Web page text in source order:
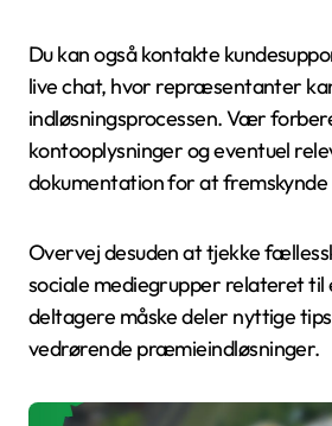
Du kan også kontakte
live chat, hvor repræsentanter
indløsningsprocessen. Vær
kontooplysninger og eventuel
dokumentation for at
Overvej desuden at tjekke
sociale mediegrupper relateret til
deltagere måske deler nyttige
vedrørende præmieindløsninger.